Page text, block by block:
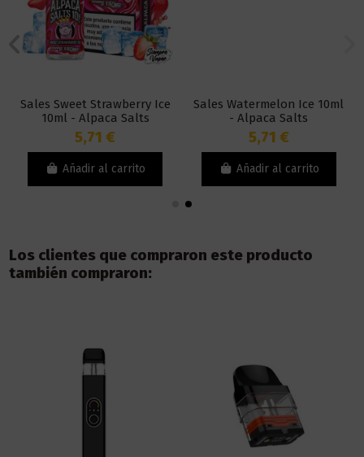
Sales Sweet Strawberry Ice
10ml - Alpaca Salts
5,71 €
Añadir al carrito
Sales Watermelon Ice 10ml
- Alpaca Salts
5,71 €
Añadir al carrito
Los clientes que compraron este producto
también compraron: